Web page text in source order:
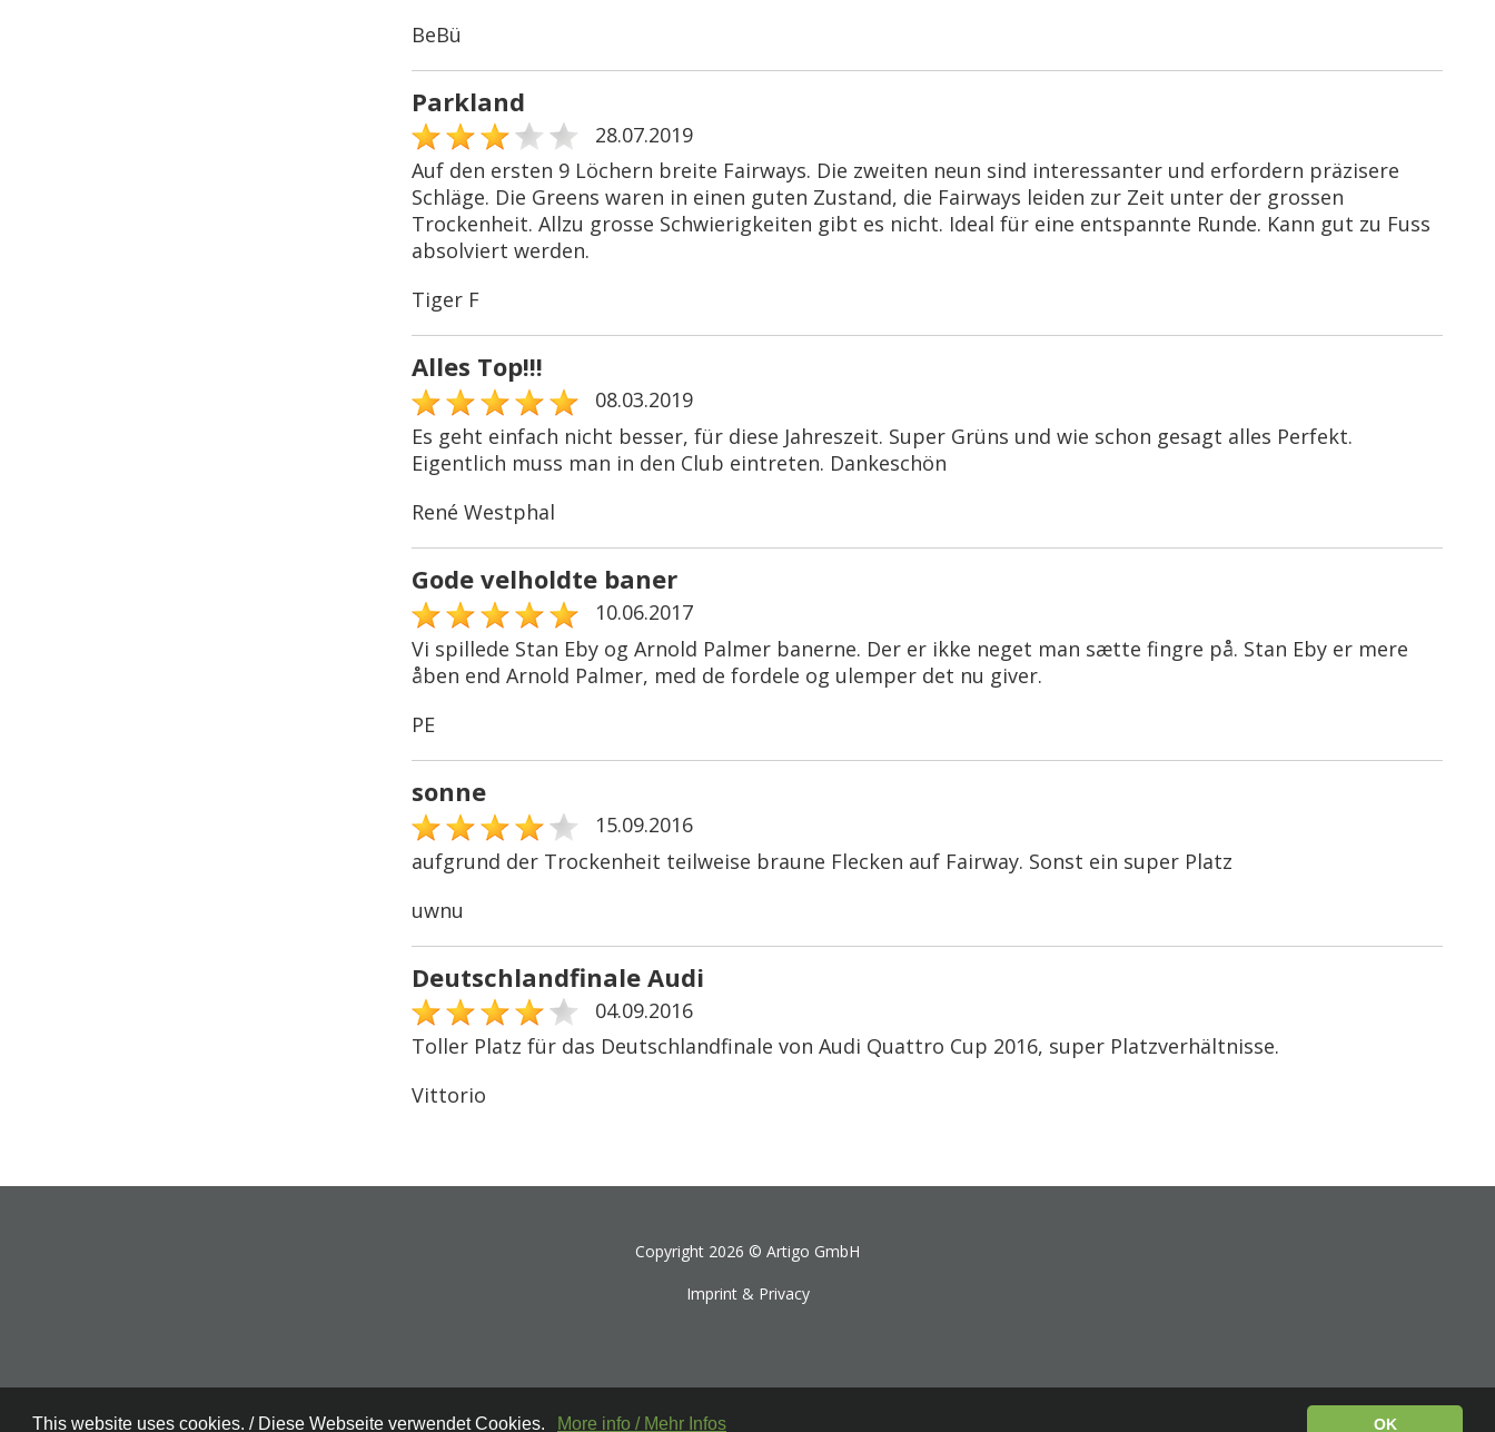
BeBü
Parkland
28.07.2019
Auf den ersten 9 Löchern breite Fairways. Die zweiten neun sind interessanter und erfordern präzisere
Schläge. Die Greens waren in einen guten Zustand, die Fairways leiden zur Zeit unter der grossen
Trockenheit. Allzu grosse Schwierigkeiten gibt es nicht. Ideal für eine entspannte Runde. Kann gut zu Fuss
absolviert werden.
Tiger F
Alles Top!!!
08.03.2019
Es geht einfach nicht besser, für diese Jahreszeit. Super Grüns und wie schon gesagt alles Perfekt.
Eigentlich muss man in den Club eintreten. Dankeschön
René Westphal
Gode velholdte baner
10.06.2017
Vi spillede Stan Eby og Arnold Palmer banerne. Der er ikke neget man sætte fingre på. Stan Eby er mere
åben end Arnold Palmer, med de fordele og ulemper det nu giver.
PE
sonne
15.09.2016
aufgrund der Trockenheit teilweise braune Flecken auf Fairway. Sonst ein super Platz
uwnu
Deutschlandfinale Audi
04.09.2016
Toller Platz für das Deutschlandfinale von Audi Quattro Cup 2016, super Platzverhältnisse.
Vittorio
Copyright 2026 © Artigo GmbH
Imprint & Privacy
This website uses cookies. / Diese Webseite verwendet Cookies. More info / Mehr Infos OK